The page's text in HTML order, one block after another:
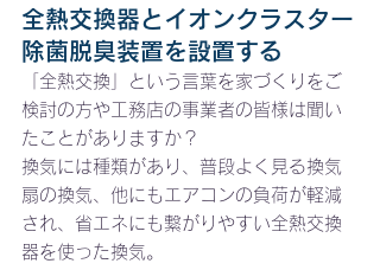
全熱交換器とイオンクラスター
除菌脱臭装置を設置する
「全熱交換」という言葉を家づくりをご
検討の方や工務店の事業者の皆様は聞い
たことがありますか？
換気には種類があり、普段よく見る換気
扇の換気、他にもエアコンの負荷が軽減
され、省エネにも繋がりやすい全熱交換
器を使った換気。